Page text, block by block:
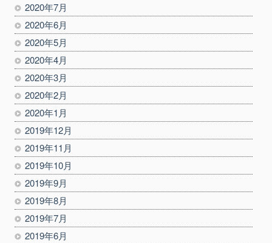
2020年7月
2020年6月
2020年5月
2020年4月
2020年3月
2020年2月
2020年1月
2019年12月
2019年11月
2019年10月
2019年9月
2019年8月
2019年7月
2019年6月